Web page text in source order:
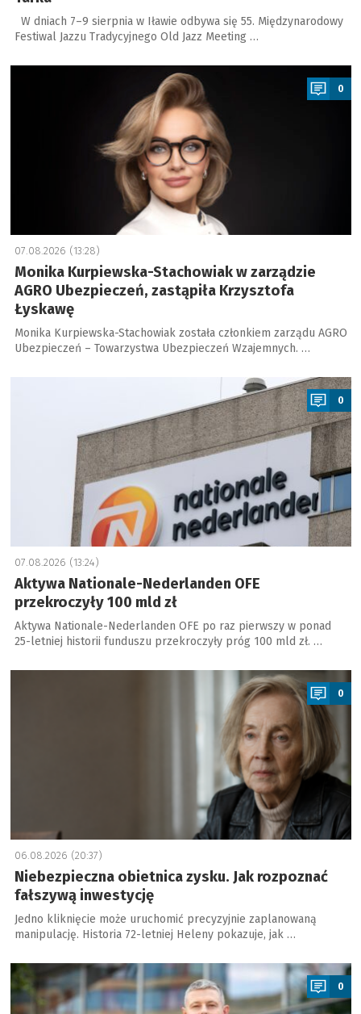
W dniach 7–9 sierpnia w Iławie odbywa się 55. Międzynarodowy
Festiwal Jazzu Tradycyjnego Old Jazz Meeting …
a
0
07.08.2026 (13:28)
Monika Kurpiewska-Stachowiak w zarządzie
AGRO Ubezpieczeń, zastąpiła Krzysztofa
Łyskawę
Monika Kurpiewska-Stachowiak została członkiem zarządu AGRO
Ubezpieczeń – Towarzystwa Ubezpieczeń Wzajemnych. …
0
07.08.2026 (13:24)
Aktywa Nationale-Nederlanden OFE
przekroczyły 100 mld zł
Aktywa Nationale-Nederlanden OFE po raz pierwszy w ponad
25-letniej historii funduszu przekroczyły próg 100 mld zł. …
a
0
06.08.2026 (20:37)
Niebezpieczna obietnica zysku. Jak rozpoznać
fałszywą inwestycję
Jedno kliknięcie może uruchomić precyzyjnie zaplanowaną
manipulację. Historia 72-letniej Heleny pokazuje, jak …
a
0